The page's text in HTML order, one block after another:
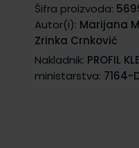
Šifra proizvoda:
Autor(i): Marijana
Zrinka Crnković
Nakladnik: PROFIL
ministarstva: 7164-